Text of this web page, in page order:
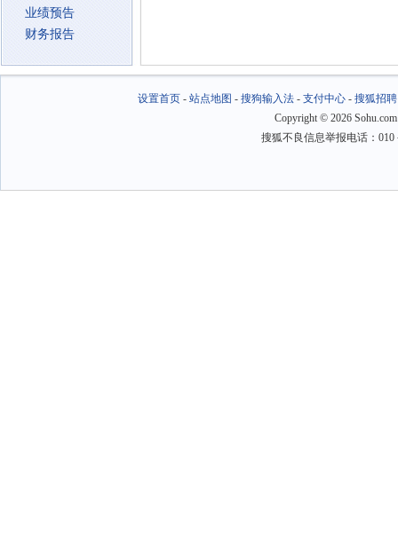
业绩预告
财务报告
设置首页- 站点地图 - 搜狗输入法- 支付中心- 搜狐招聘
Copyright © 2026
搜狐不良信息举报电话：010